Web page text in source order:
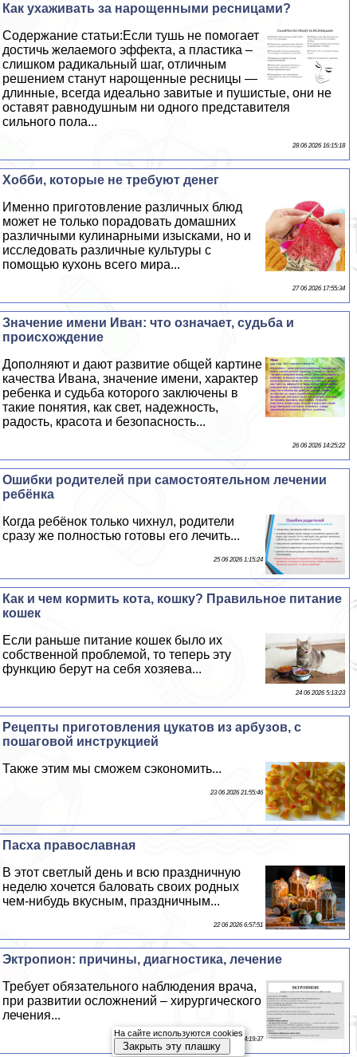
Как ухаживать за нарощенными ресницами?
Содержание статьи:Если тушь не помогает
достичь желаемого эффекта, а пластика –
слишком радикальный шаг, отличным
решением станут нарощенные ресницы —
длинные, всегда идеально завитые и пушистые, они не
оставят равнодушным ни одного представителя
сильного пола...
28 06 2026 16:15:18
Хобби, которые не требуют денег
Именно приготовление различных блюд
может не только порадовать домашних
различными кулинарными изысками, но и
исследовать различные культуры с
помощью кухонь всего мира...
27 06 2026 17:55:34
Значение имени Иван: что означает, судьба и
происхождение
Дополняют и дают развитие общей картине
качества Ивана, значение имени, хаpaктер
ребенка и судьба которого заключены в
такие понятия, как свет, надежность,
радость, красота и безопасность...
26 06 2026 14:25:22
Ошибки родителей при самостоятельном лечении
ребёнка
Когда ребёнок только чихнул, родители
сразу же полностью готовы его лечить...
25 06 2026 1:15:24
Как и чем кормить кота, кошку? Правильное питание
кошек
Если раньше питание кошек было их
собственной проблемой, то теперь эту
функцию берут на себя хозяева...
24 06 2026 5:13:23
Рецепты приготовления цукатов из арбузов, с
пошаговой инструкцией
Также этим мы сможем сэкономить...
23 06 2026 21:55:46
Пасха православная
В этот светлый день и всю праздничную
неделю хочется баловать своих родных
чем-нибудь вкусным, праздничным...
22 06 2026 6:57:51
Эктропион: причины, диагностика, лечение
Требует обязательного наблюдения врача,
при развитии осложнений – хирургического
лечения...
21 06 2026 4:19:37
На сайте используются cookies
Закрыть эту плашку